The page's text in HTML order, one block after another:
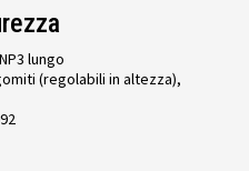
lungo
(regolabili in altezza),